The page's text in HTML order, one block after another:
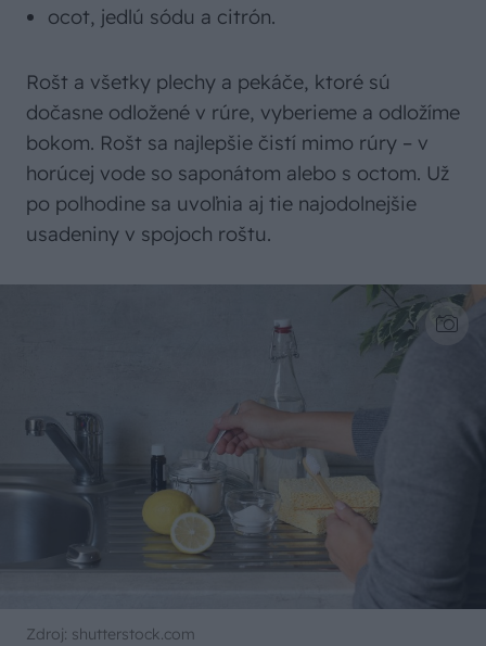
ocot, jedlú sódu a citrón.
Rošt a všetky plechy a pekáče, ktoré sú
dočasne odložené v rúre, vyberieme a odložíme
bokom. Rošt sa najlepšie čistí mimo rúry – v
horúcej vode so saponátom alebo s octom. Už
po polhodine sa uvoľnia aj tie najodolnejšie
usadeniny v spojoch roštu.
Zdroj: shutterstock.com